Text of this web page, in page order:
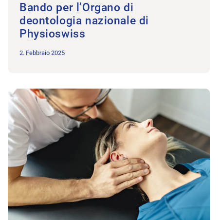
Bando per l’Organo di
deontologia nazionale di
Physioswiss
2. Febbraio 2025
All’articolo Il gruppo specialistico «Terapisti cranio-